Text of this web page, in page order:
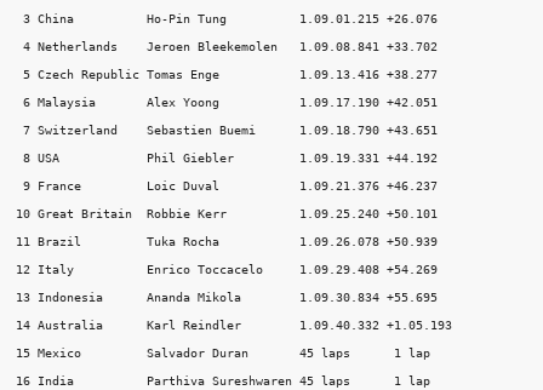
3 China          Ho-Pin Tung          1.09.01.215 +26.076
4 Netherlands    Jeroen Bleekemolen   1.09.08.841 +33.702
5 Czech Republic Tomas Enge           1.09.13.416 +38.277
6 Malaysia       Alex Yoong           1.09.17.190 +42.051
7 Switzerland    Sebastien Buemi      1.09.18.790 +43.651
8 USA            Phil Giebler         1.09.19.331 +44.192
9 France         Loic Duval           1.09.21.376 +46.237
10 Great Britain  Robbie Kerr          1.09.25.240 +50.101
11 Brazil         Tuka Rocha           1.09.26.078 +50.939
12 Italy          Enrico Toccacelo     1.09.29.408 +54.269
13 Indonesia      Ananda Mikola        1.09.30.834 +55.695
14 Australia      Karl Reindler        1.09.40.332 +1.05.193
15 Mexico         Salvador Duran       45 laps      1 lap
16 India          Parthiva Sureshwaren 45 laps      1 lap